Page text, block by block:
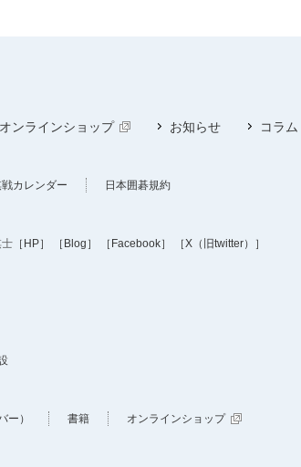
オンラインショップ お知らせ コラム
カレンダー 日本囲碁規約
［HP］ ［Blog］ ［Facebook］ ［X（旧twitter）］
ー） 書籍 オンラインショップ